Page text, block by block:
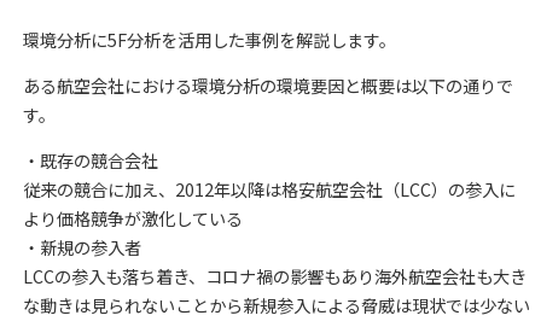
環境分析に5F分析を活用した事例を解説します。
ある航空会社における環境分析の環境要因と概要は以下の通りで
す。
・既存の競合会社
従来の競合に加え、2012年以降は格安航空会社（LCC）の参入に
より価格競争が激化している
・新規の参入者
LCCの参入も落ち着き、コロナ禍の影響もあり海外航空会社も大き
な動きは見られないことから新規参入による脅威は現状では少ない